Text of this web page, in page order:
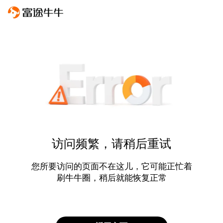
访问频繁，请稍后重试
您所要访问的页面不在这儿，它可能正忙着
刷牛牛圈，稍后就能恢复正常